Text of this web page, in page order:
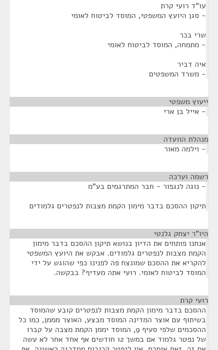
עו"ד רועי קרת
- סגן היועץ המשפטי, המוסד לביטוח לאומי
שרי בכר
- מתמחה, המוסד לביטוח לאומי
איה דביר
- משרד המשפטים
ייעוץ משפטי
- אייל בן ארי
מנהלת הוועדה
- וילמה מאור
רשמה וערכה
- נוגה לנגפור - חבר המתרגמים בע"מ
תיקון ההסכם בדבר מימון הקמת מצבות לנפטרים גלמודים
היו"ר יצחק גלנטי
אנחנו פותחים את הדיון בנושא תיקון ההסכם בדבר מימון
הקמת מצבות לנפטרים גלמודים. אבקש את היועץ המשפטי
להקריא את ההסכם שמונצח פה לפנינו כפי שהוגש על ידי
המוסד לביטוח לאומי. רועי אתה מעדיף? בבקשה.
רועי קרת
ההסכם בדבר מימון הקמת מצבות לנפטרים קובע שהמוסד
בשיתוף עם אוצר המדינה המוסד מבצע, האוצר מממן, כמו כל
ההסכמים שלפי סעיף 9, המוסד יממן הקמת מצבה על קברו
של נפטר גלמוד אם במשך 12 חודשים אף אחד אחר לא עשה